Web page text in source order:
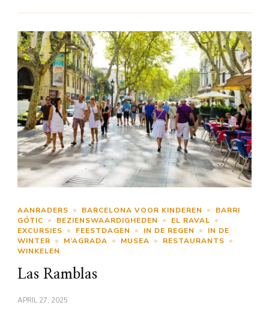
AANRADERS BARCELONA VOOR KINDEREN
BARRI
GÓTIC
BEZIENSWAARDIGHEDEN
EL RAVAL
EXCURSIES
FEESTDAGEN IN DE REGEN
IN DE
WINTER
M’AGRADA MUSEA
RESTAURANTS
WINKELEN
Las Ramblas
APRIL 27, 2025